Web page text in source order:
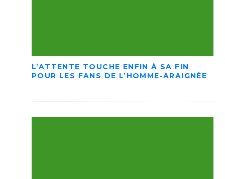
L’ATTENTE TOUCHE ENFIN À SA FIN
POUR LES FANS DE L’HOMME-ARAIGNÉE